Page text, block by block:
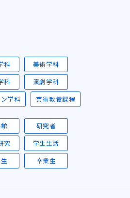
科
美術学科
科
演劇学科
学科 芸術教養課程
研究者
究
学生生活
卒業生